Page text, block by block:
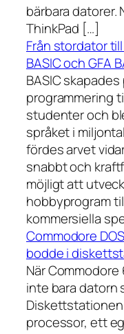
bärbara datorer.
ThinkPad […]
Från stordator
BASIC och GFA
BASIC
programmering
studenter och
språket i
fördes arvet
snabbt och
möjligt att
hobbyprogram
kommersiella
Commodore
bodde i
När
inte bara datorn
processor, ett